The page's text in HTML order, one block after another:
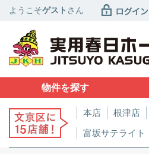
ようこそゲスト さん
物件を探す
本店 根津店
富坂サテライト